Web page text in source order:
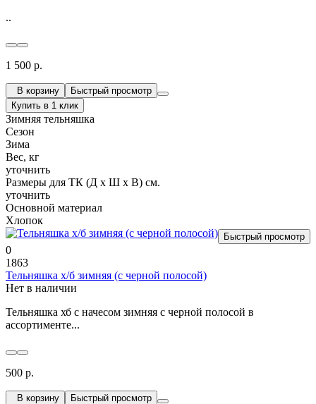
..
1 500 р.
В корзину
Быстрый просмотр
Купить в 1 клик
Зимняя тельняшка
Сезон
Зима
Вес, кг
уточнить
Размеры для ТК (Д х Ш х В) см.
уточнить
Основной материал
Хлопок
Быстрый просмотр
0
1863
Тельняшка х/б зимняя (с черной полосой)
Нет в наличии
Тельняшка хб с начесом зимняя с черной полосой в
ассортименте...
500 р.
В корзину
Быстрый просмотр